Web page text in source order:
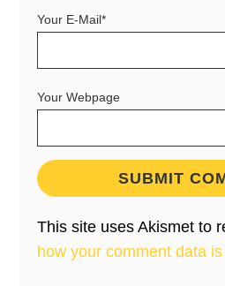
Your E-Mail*
Your Webpage
This site uses Akismet to
how your comment data